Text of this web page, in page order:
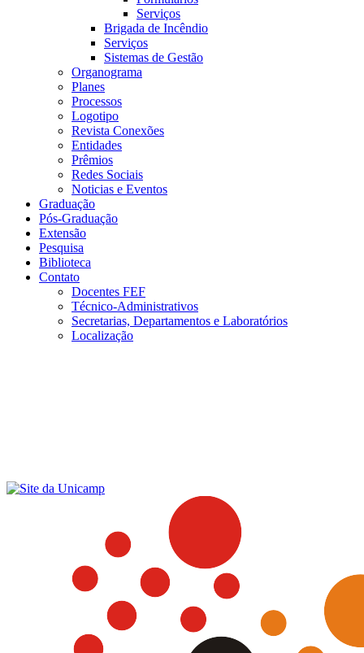
Serviços
Brigada de Incêndio
Serviços
Sistemas de Gestão
Organograma
Planes
Processos
Logotipo
Revista Conexões
Entidades
Prêmios
Redes Sociais
Noticias e Eventos
Graduação
Pós-Graduação
Extensão
Pesquisa
Biblioteca
Contato
Docentes FEF
Técnico-Administrativos
Secretarias, Departamentos e Laboratórios
Localização